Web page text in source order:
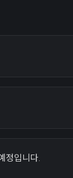
정입니다.